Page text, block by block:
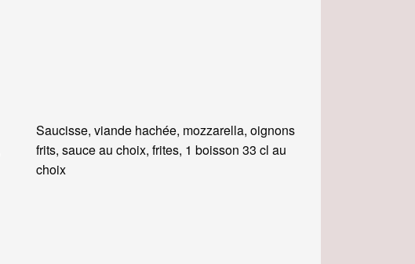
Saucisse, viande hachée, mozzarella, oignons
frits, sauce au choix, frites, 1 boisson 33 cl au
choix